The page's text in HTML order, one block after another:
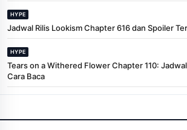
HYPE
Jadwal Rilis Lookism Chapter 616 dan Spoiler
HYPE
Tears on a Withered Flower Chapter 110:
Cara Baca